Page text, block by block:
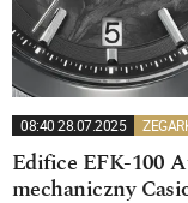
08:40 28.07.2025
Edifice EFK-100
mechaniczny